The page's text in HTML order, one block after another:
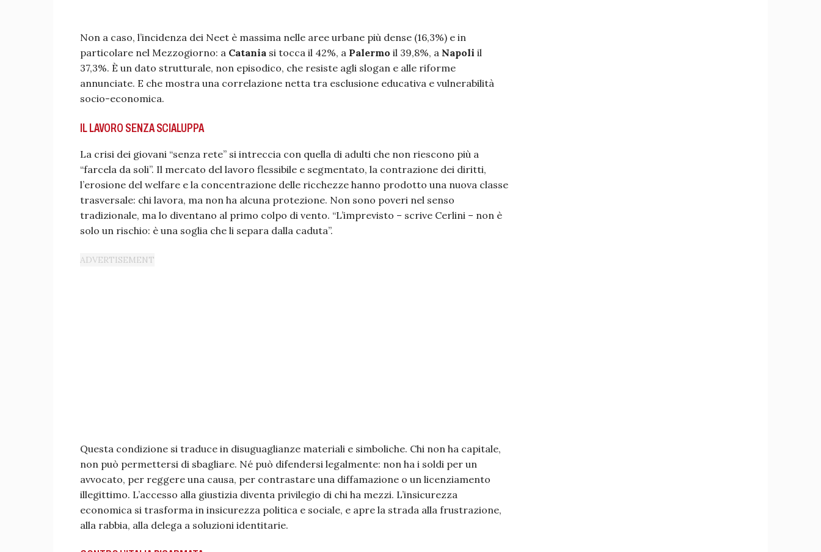
Non a caso, l’incidenza dei Neet è massima nelle aree urbane più dense (16,3%) e in
particolare nel Mezzogiorno: a Catania si tocca il 42%, a Palermo il 39,8%, a Napoli il
37,3%. È un dato strutturale, non episodico, che resiste agli slogan e alle riforme
annunciate. E che mostra una correlazione netta tra esclusione educativa e vulnerabilità
socio-economica.
IL LAVORO SENZA SCIALUPPA
La crisi dei giovani “senza rete” si intreccia con quella di adulti che non riescono più a
“farcela da soli”. Il mercato del lavoro flessibile e segmentato, la contrazione dei diritti,
l’erosione del welfare e la concentrazione delle ricchezze hanno prodotto una nuova classe
trasversale: chi lavora, ma non ha alcuna protezione. Non sono poveri nel senso
tradizionale, ma lo diventano al primo colpo di vento. “L’imprevisto – scrive Cerlini – non è
solo un rischio: è una soglia che li separa dalla caduta”.
Questa condizione si traduce in disuguaglianze materiali e simboliche. Chi non ha capitale,
non può permettersi di sbagliare. Né può difendersi legalmente: non ha i soldi per un
avvocato, per reggere una causa, per contrastare una diffamazione o un licenziamento
illegittimo. L’accesso alla giustizia diventa privilegio di chi ha mezzi. L’insicurezza
economica si trasforma in insicurezza politica e sociale, e apre la strada alla frustrazione,
alla rabbia, alla delega a soluzioni identitarie.